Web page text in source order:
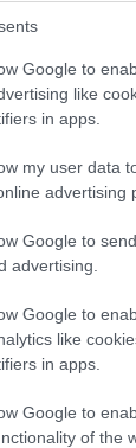
Google to
like
in apps.
my user data
advertising
Google to
advertising.
Google to
like
in apps.
Google to
of the
elég
fog a pálya és
hogy Perez
is lenne,
megtörte